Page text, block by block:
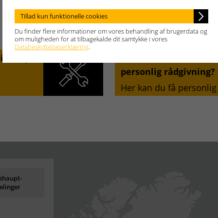
personlig rådgivning?
Her kan du få
Tillad kun funktionelle cookies
Du finder flere informationer om vores behandling af brugerdata og
om muligheden for at tilbagekalde dit samtykke i vores
Databeskyttelseserklæring.